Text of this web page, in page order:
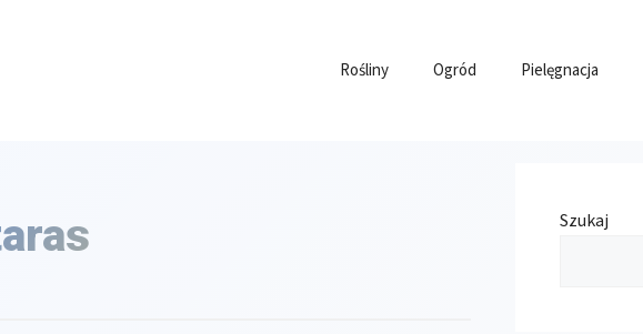
Rośliny Ogród Pielęgnacja
Szukaj